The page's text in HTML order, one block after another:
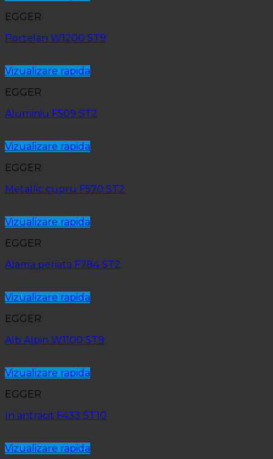
EGGER
Portelan W1200 ST9
Vizualizare rapida
EGGER
Aluminiu F509 ST2
Vizualizare rapida
EGGER
Metallic cupru F570 ST2
Vizualizare rapida
EGGER
Alama periata F784 ST2
Vizualizare rapida
EGGER
Alb Alpin W1100 ST9
Vizualizare rapida
EGGER
In antracit F433 ST10
Vizualizare rapida